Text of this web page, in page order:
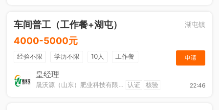
车间普工（工作餐+湖屯） 湖屯镇
4000-5000元
经验不限 学历不限 10人
工作餐
奖励计划
节日福利
申请
皇经理
晟沃源（山东）肥业科技有限公司 认证 核验 22:46